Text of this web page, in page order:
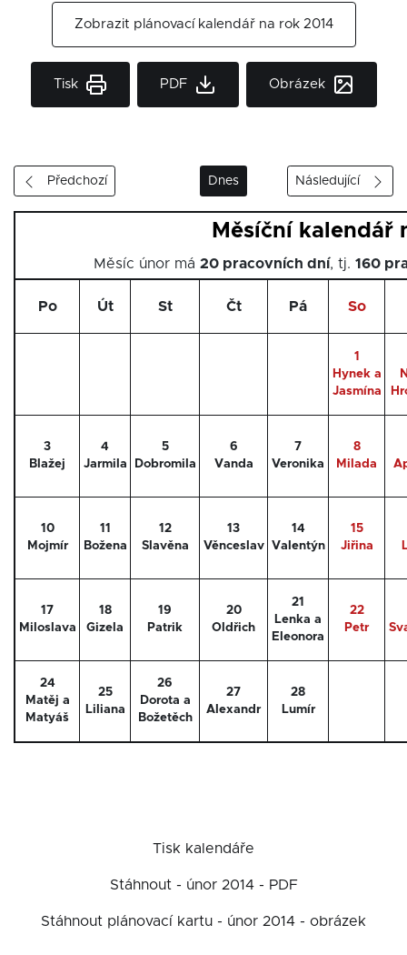
Zobrazit plánovací kalendář na rok 2014
Tisk PDF Obrázek
Předchozí Dnes Následující
Měsíční kalendář
Měsíc únor má 20 pracovních dní, tj. 160
Po Út St Čt Pá So
1
Hynek a
Jasmína
3
Blažej
4
Jarmila
5
Dobromila
6
Vanda
7
Veronika
8
Milada
10
Mojmír
11
Božena
12
Slavěna
13
Věnceslav
14
Valentýn
15
Jiřina
17
Miloslava
18
Gizela
19
Patrik
20
Oldřich
21
Lenka a
Eleonora
22
Petr
24
Matěj a
Matyáš
25
Liliana
26
Dorota a
Božetěch
27
Alexandr
28
Lumír
Tisk kalendáře
Stáhnout - únor 2014 - PDF
Stáhnout plánovací kartu - únor 2014 - obrázek